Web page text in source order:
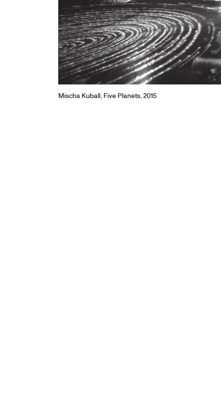
Mischa Kuball, Five Planets, 2015